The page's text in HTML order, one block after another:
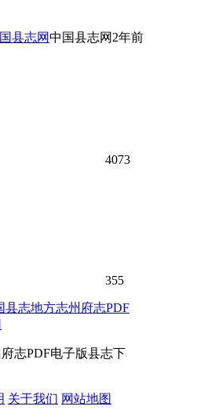
中国县志网 2年前
4073
355
志PDF电子版县志下
关于我们 网站地图